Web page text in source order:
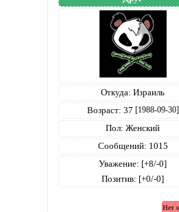
Откуда: Израиль
Возраст: 37 [1988-09-30]
Пол: Женский
Сообщений: 1015
Уважение: [+8/-0]
Позитив: [+0/-0]